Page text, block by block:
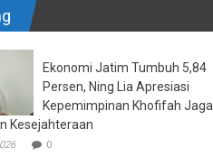
Ekonomi Jatim Tumbuh 5,84
Persen, Ning Lia Apresiasi
Kepemimpinan Khofifah Jaga
Kesejahteraan
0